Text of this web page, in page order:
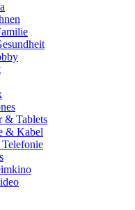
& Tablets
& Kabel